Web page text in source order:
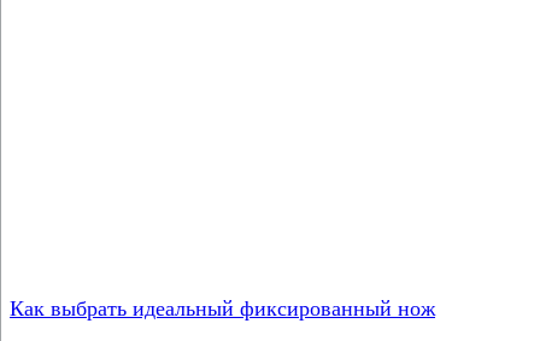
Как выбрать идеальный фиксированный нож